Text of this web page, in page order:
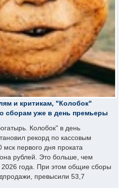
и критикам, "Колобок"
сборам уже в день премьеры
Колобок" в день
рекорд по кассовым
первого дня проката
рублей. Это больше, чем
2026 года. При этом общие сборы
превысили 53,7